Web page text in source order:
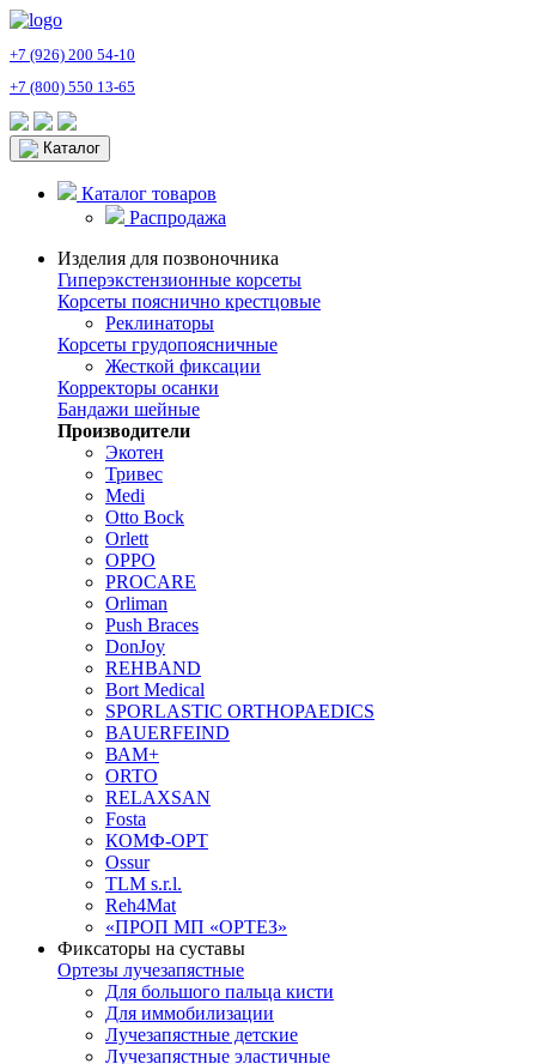
+7 (926) 200 54-10
+7 (800) 550 13-65
Каталог
Каталог товаров
Распродажа
Изделия для позвоночника
Гиперэкстензионные корсеты
Корсеты пояснично крестцовые
Реклинаторы
Корсеты грудопоясничные
Жесткой фиксации
Корректоры осанки
Бандажи шейные
Производители
Экотен
Тривес
Medi
Otto Bock
Orlett
OPPO
PROCARE
Orliman
Push Braces
DonJoy
REHBAND
Bort Medical
SPORLASTIC ORTHOPAEDICS
BAUERFEIND
ВАМ+
ORTO
RELAXSAN
Fosta
КОМФ-ОРТ
Ossur
TLM s.r.l.
Reh4Mat
«ПРОП МП «ОРТЕЗ»
Фиксаторы на суставы
Ортезы лучезапястные
Для большого пальца кисти
Для иммобилизации
Лучезапястные детские
Лучезапястные эластичные